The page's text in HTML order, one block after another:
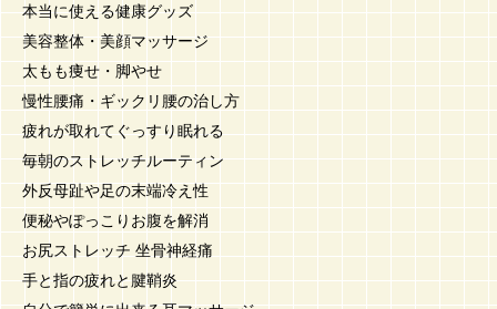
本当に使える健康グッズ
美容整体・美顔マッサージ
太もも痩せ・脚やせ
慢性腰痛・ギックリ腰の治し方
疲れが取れてぐっすり眠れる
毎朝のストレッチルーティン
外反母趾や足の末端冷え性
便秘やぽっこりお腹を解消
お尻ストレッチ 坐骨神経痛
手と指の疲れと腱鞘炎